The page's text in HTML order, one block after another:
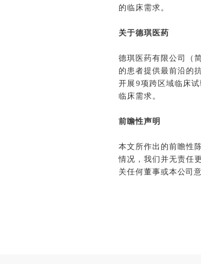
的临床需求。
关于德琪医药
德琪医药有限公司（
的患者提供最前沿的
开展9项跨区域临床
临床需求。
前瞻性声明
本文所作出的前瞻性
情况，我们并无责任
关任何董事或本公司